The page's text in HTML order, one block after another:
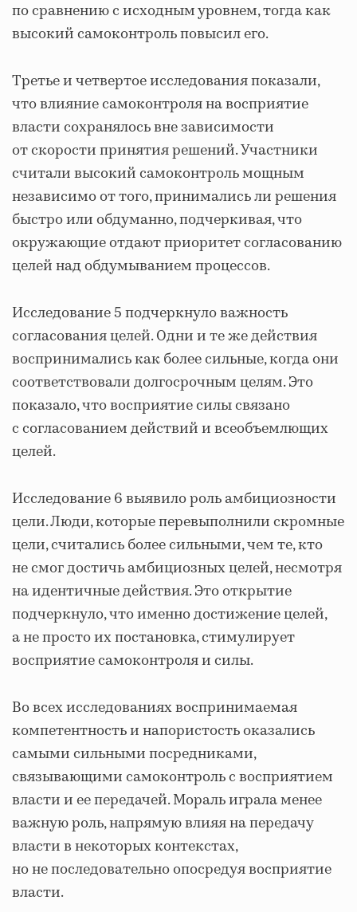
по сравнению с исходным уровнем, тогда как
высокий самоконтроль повысил его.
Третье и четвертое исследования показали,
что влияние самоконтроля на восприятие
власти сохранялось вне зависимости
от скорости принятия решений. Участники
считали высокий самоконтроль мощным
независимо от того, принимались ли решения
быстро или обдуманно, подчеркивая, что
окружающие отдают приоритет согласованию
целей над обдумыванием процессов.
Исследование 5 подчеркнуло важность
согласования целей. Одни и те же действия
воспринимались как более сильные, когда они
соответствовали долгосрочным целям. Это
показало, что восприятие силы связано
с согласованием действий и всеобъемлющих
целей.
Исследование 6 выявило роль амбициозности
цели. Люди, которые перевыполнили скромные
цели, считались более сильными, чем те, кто
не смог достичь амбициозных целей, несмотря
на идентичные действия. Это открытие
подчеркнуло, что именно достижение целей,
а не просто их постановка, стимулирует
восприятие самоконтроля и силы.
Во всех исследованиях воспринимаемая
компетентность и напористость оказались
самыми сильными посредниками,
связывающими самоконтроль с восприятием
власти и ее передачей. Мораль играла менее
важную роль, напрямую влияя на передачу
власти в некоторых контекстах,
но не последовательно опосредуя восприятие
власти.